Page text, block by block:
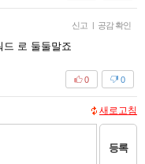
신고 | 공감 확인
드 로 둘둘말죠
0
0
새로고침
등록